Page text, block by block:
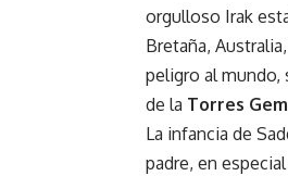
orgulloso Irak
Bretaña,
peligro al mundo,
de la Torres
La infancia de
padre, en